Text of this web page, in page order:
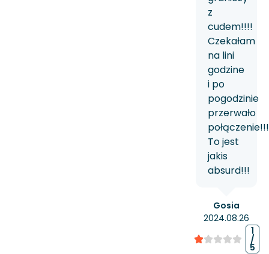
Gosia
2024.08.26
1
/
5
z
cudem!!!!
Czekałam
na lini
godzine
i po
pogodzinie
przerwało
połączenie!!!
To jest
jakis
absurd!!!